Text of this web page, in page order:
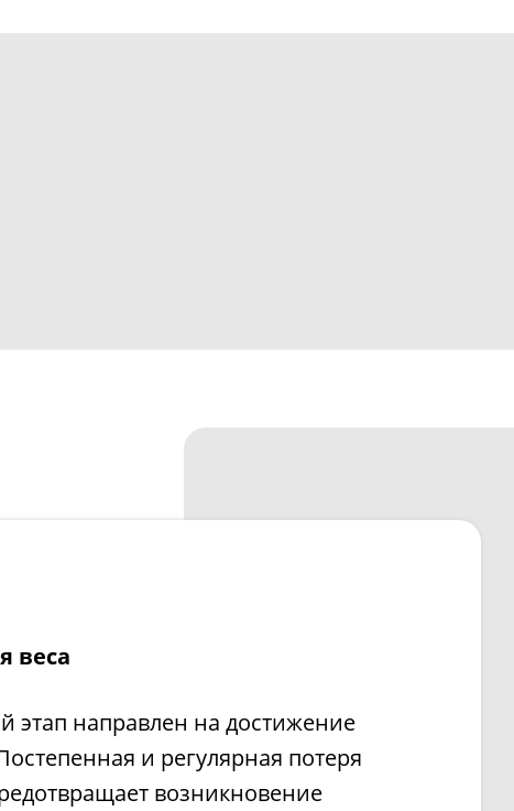
веса
этап направлен на достижение
и регулярная потеря
возникновение